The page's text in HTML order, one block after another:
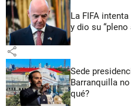
La FIFA
y dio su “pleno
share
Sede
Barranquilla
qué?